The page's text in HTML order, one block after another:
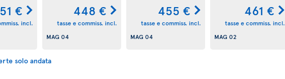
€
incl.
448 €
tasse e commiss. incl.
MAG 04
455 €
tasse e commiss. incl.
MAG 04
461 €
tasse e commiss. incl.
MAG 02
solo andata